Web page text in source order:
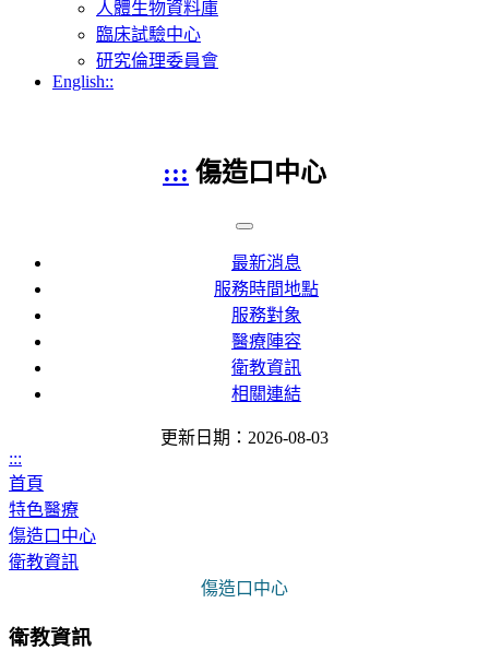
人體生物資料庫
臨床試驗中心
研究倫理委員會
English::
::: 傷造口中心
最新消息
服務時間地點
服務對象
醫療陣容
衛教資訊
相關連結
更新日期：2026-08-03
:::
首頁
特色醫療
傷造口中心
衛教資訊
傷造口中心
衛教資訊